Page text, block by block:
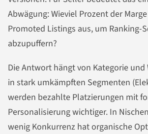
Abwägung: Wieviel Prozent der
Promoted Listings aus, um Ranking-
abzupuffern?
Die Antwort hängt von Kategorie und
in stark umkämpften Segmenten
werden bezahlte Platzierungen mit
Personalisierung wichtiger. In
wenig Konkurrenz hat organische